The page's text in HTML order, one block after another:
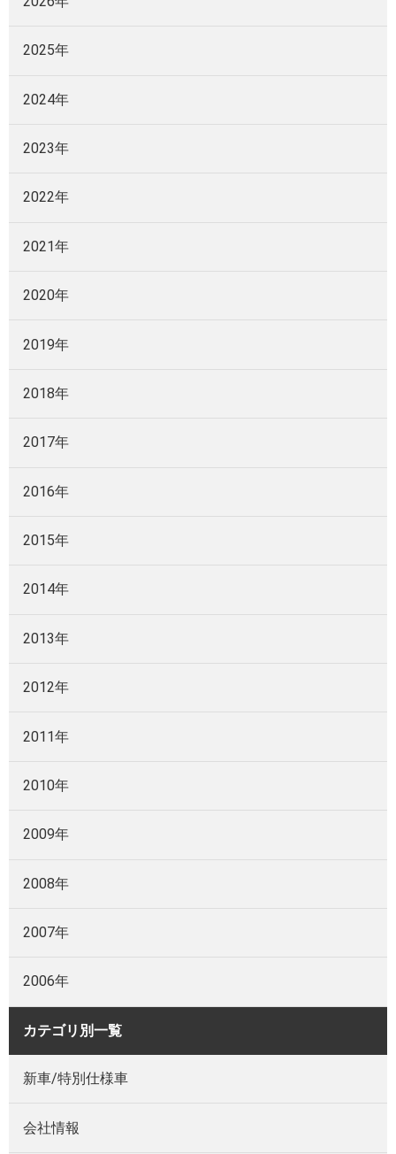
2025年
2024年
2023年
2022年
2021年
2020年
2019年
2018年
2017年
2016年
2015年
2014年
2013年
2012年
2011年
2010年
2009年
2008年
2007年
2006年
カテゴリ別一覧
新車/特別仕様車
会社情報